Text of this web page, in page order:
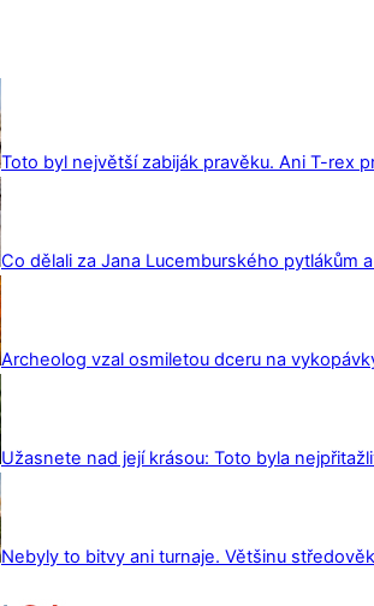
Toto byl největší zabiják pravěku. Ani T-rex
Co dělali za Jana Lucemburského pytlákům
Archeolog vzal osmiletou dceru na
Užasnete nad její krásou: Toto byla
Nebyly to bitvy ani turnaje. Většinu